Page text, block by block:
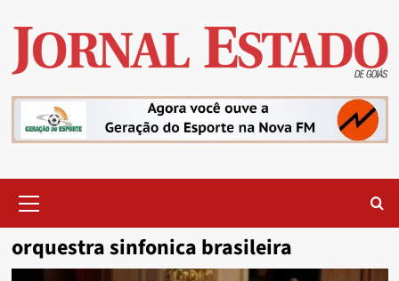
content
Menu
orquestra sinfonica brasileira